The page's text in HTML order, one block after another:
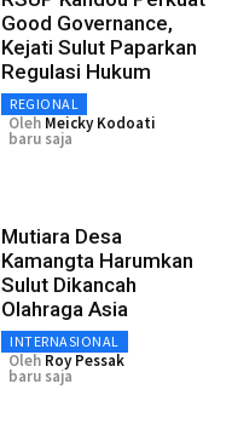
Good Governance,
Kejati Sulut Paparkan
Regulasi Hukum
REGIONAL
Oleh Meicky Kodoati
baru saja
Mutiara Desa
Kamangta Harumkan
Sulut Dikancah
Olahraga Asia
INTERNASIONAL
Oleh Roy Pessak
baru saja